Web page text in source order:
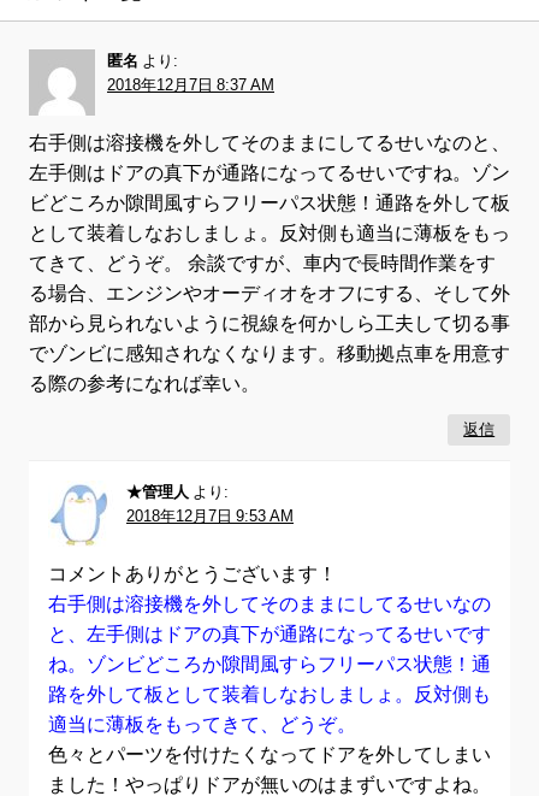
匿名 より:
2018年12月7日 8:37 AM
右手側は溶接機を外してそのままにしてるせいなのと、
左手側はドアの真下が通路になってるせいですね。ゾン
ビどころか隙間風すらフリーパス状態！通路を外して板
として装着しなおしましょ。反対側も適当に薄板をもっ
てきて、どうぞ。 余談ですが、車内で長時間作業をす
る場合、エンジンやオーディオをオフにする、そして外
部から見られないように視線を何かしら工夫して切る事
でゾンビに感知されなくなります。移動拠点車を用意す
る際の参考になれば幸い。
返信
★管理人 より:
2018年12月7日 9:53 AM
コメントありがとうございます！
右手側は溶接機を外してそのままにしてるせいなの
と、左手側はドアの真下が通路になってるせいです
ね。ゾンビどころか隙間風すらフリーパス状態！通
路を外して板として装着しなおしましょ。反対側も
適当に薄板をもってきて、どうぞ。
色々とパーツを付けたくなってドアを外してしまい
ました！やっぱりドアが無いのはまずいですよね。